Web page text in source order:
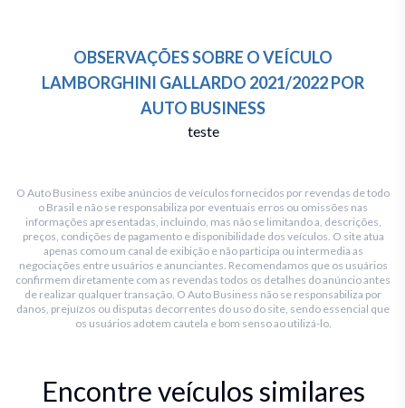
OBSERVAÇÕES SOBRE O VEÍCULO
LAMBORGHINI GALLARDO 2021/2022POR
AUTO BUSINESS
teste
O Auto Business exibe anúncios de veículos fornecidos por revendas de todo
o Brasil e não se responsabiliza por eventuais erros ou omissões nas
informações apresentadas, incluindo, mas não se limitando a, descrições,
preços, condições de pagamento e disponibilidade dos veículos. O site atua
apenas como um canal de exibição e não participa ou intermedia as
negociações entre usuários e anunciantes. Recomendamos que os usuários
confirmem diretamente com as revendas todos os detalhes do anúncio antes
de realizar qualquer transação. O Auto Business não se responsabiliza por
danos, prejuízos ou disputas decorrentes do uso do site, sendo essencial que
os usuários adotem cautela e bom senso ao utilizá-lo.
Encontre veículos similares